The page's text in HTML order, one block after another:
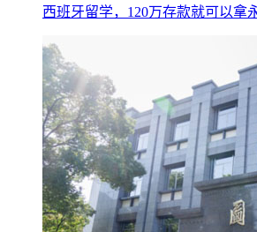
西班牙留学，120万存款就可以拿